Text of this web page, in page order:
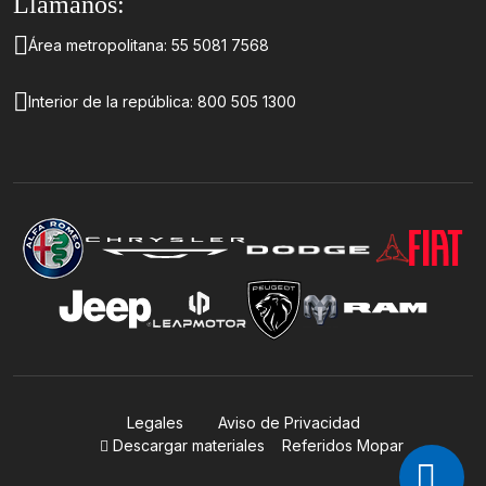
Llamados a revisión
Contáctanos
Área metropolitana: 55 5081 7568
Interior de la república: 800 505 1300
Legales
Aviso de Privacidad
Descargar materiales
Referidos Mopar